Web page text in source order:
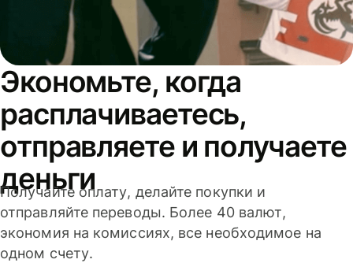
Экономьте, когда
расплачиваетесь,
отправляете и получаете
деньги
Получайте оплату, делайте покупки и
отправляйте переводы. Более 40 валют,
экономия на комиссиях, все необходимое на
одном счету.